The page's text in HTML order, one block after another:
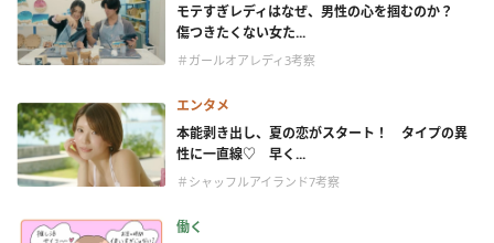
モテすぎレディはなぜ、男性の心を掴むのか？
傷つきたくない女た...
＃ガールオアレディ3考察
エンタメ
本能剥き出し、夏の恋がスタート！ タイプの異
性に一直線♡ 早く...
＃シャッフルアイランド7考察
働く